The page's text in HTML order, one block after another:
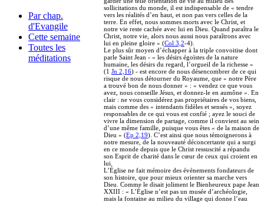
Par chap.
d'Evangile
Cette semaine
Toutes les
méditations
sollicitations du monde, il est indispensable de « tendre
vers les réalités d’en haut, et non pas vers celles de la
terre. En effet, nous sommes morts avec le Christ, et
notre vie reste cachée avec lui en Dieu. Quand paraîtra le
Christ, notre vie, alors nous aussi nous paraîtrons avec
lui en pleine gloire » (Col 3,2-4).
Le plus sûr moyen d’échapper à la triple convoitise dont
parle Saint Jean - « les désirs égoïstes de la nature
humaine, les désirs du regard, l’orgueil de la richesse »
(1 Jn 2,16) - est encore de nous désencombrer de ce qui
risque de nous détourner du Royaume, que « notre Père
a trouvé bon de nous donner » : « vendez ce que vous
avez, nous conseille Jésus, et donnez-le en aumône ». En
clair : ne vous considérez pas propriétaires de vos biens,
mais comme des « intendants fidèles et sensés », soyez
responsables de ce qui vous est confié ; ayez le souci de
vivre la dimension de partage, comme il convient au sein
d’une même famille, puisque vous êtes « de la maison de
Dieu » (Ep 2,19). C’est ainsi que nous témoignerons à
notre mesure, de la nouveauté déconcertante qui a surgi
en ce monde depuis que le Christ ressuscité a répandu
son Esprit de charité dans le cœur de ceux qui croient en
lui.
L’Église ne fait mémoire des événements fondateurs de
son histoire, que pour mieux orienter sa marche vers
Dieu. Comme le disait joliment le Bienheureux pape Jean
XXIII : « L’Église n’est pas un musée d’archéologie,
mais la fontaine au milieu du village qui donne l’eau